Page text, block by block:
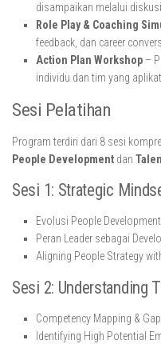
disampaikan melalui
Role Play & Coaching
feedback, dan career
Action Plan Workshop –
individu dan tim yang
Sesi Pelatihan
Program terdiri dari 8 sesi
People Development dan
Sesi 1: Strategic
Evolusi People
Peran Leader sebagai
Aligning People Strategy
Sesi 2: Understanding
Competency Mapping &
Identifying High Potential